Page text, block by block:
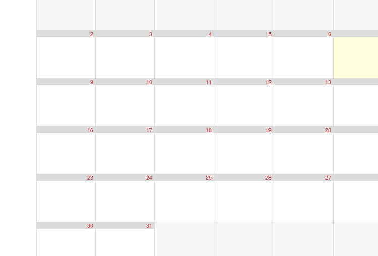
2 3 4 5 6
9 10 11 12 13
16 17 18 19 20
23 24 25 26 27
30 31